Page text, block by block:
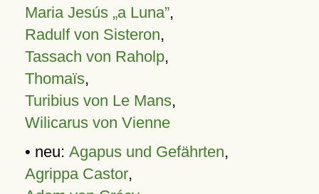
Maria Jesús „a Luna”,
Radulf von Sisteron,
Tassach von Raholp,
Thomaïs,
Turibius von Le Mans,
Wilicarus von Vienne
• neu: Agapus und Gefährten,
Agrippa Castor,